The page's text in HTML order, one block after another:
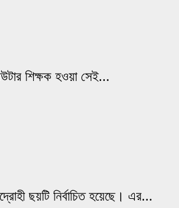
শিক্ষক হওয়া সেই...
ছয়টি নির্বাচিত হয়েছে। এর...